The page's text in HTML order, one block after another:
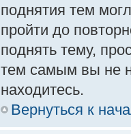
поднятия тем
пройти до
поднять тему,
тем самым вы не
находитесь.
Вернуться к